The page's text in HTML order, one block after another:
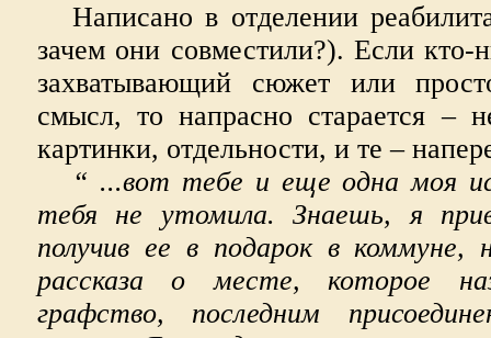
Написано в отделении
зачем они совместили?). Если кто-
захватывающий сюжет или
смысл, то напрасно старается –
картинки, отдельности, и те –
“ ...вот тебе и еще одна моя
тебя не утомила. Знаешь, я
получив ее в подарок в
рассказа о месте, которое
графство, последним